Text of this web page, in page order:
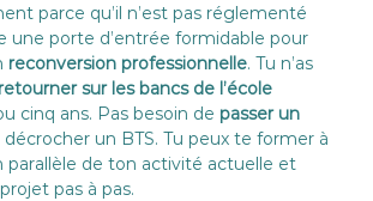
parce qu’il n’est pas réglementé
une porte d’entrée formidable pour
reconversion professionnelle. Tu n’as
retourner sur les bancs de l’école
cinq ans. Pas besoin de passer un
un BTS. Tu peux te former à
de ton activité actuelle et
pas à pas.